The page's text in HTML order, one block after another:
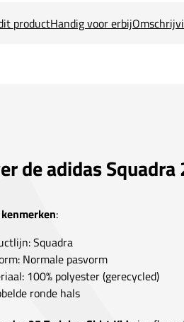
productHandig voor erbij
de adidas
:
Squadra
Normale pasvorm
100% polyester (gerecycled)
ronde hals